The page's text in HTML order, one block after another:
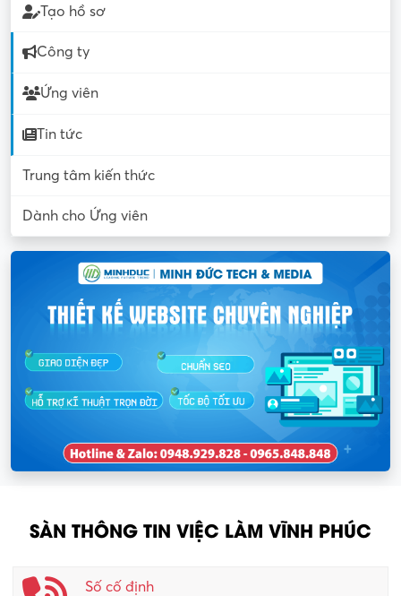
Tạo hồ sơ
Công ty
Ứng viên
Tin tức
Trung tâm kiến thức
Dành cho Ứng viên
SÀN THÔNG TIN VIỆC LÀM VĨNH PHÚC
Số cố định